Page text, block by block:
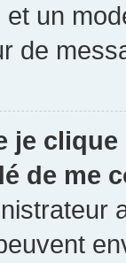
et un
de
je clique
de me